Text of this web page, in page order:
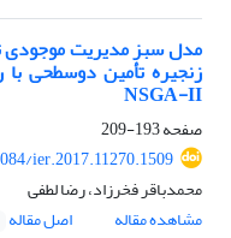
مدل سبز مدیریت موجودی
زنجیره تأمین دوسطحی
NSGA-II
صفحه193-209
ier.2017.11270.1509
محمدباقر فخرزاد، رضا لطفی
مشاهده مقاله
اصل مقاله